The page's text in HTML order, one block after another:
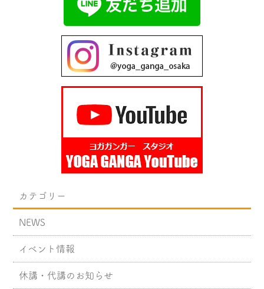
カテゴリー
NEWS
イベント情報
休講・代講のお知らせ